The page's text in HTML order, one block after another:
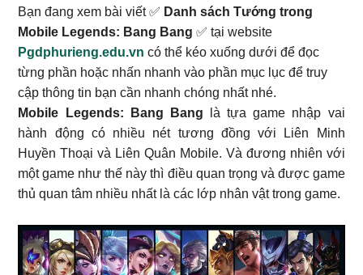
Bạn đang xem bài viết ✅ Danh sách Tướng trong
Mobile Legends: Bang Bang ✅ tại website
Pgdphurieng.edu.vn có thể kéo xuống dưới để đọc
từng phần hoặc nhấn nhanh vào phần mục lục để truy
cập thông tin bạn cần nhanh chóng nhất nhé.
Mobile Legends: Bang Bang là tựa game nhập vai
hành động có nhiều nét tương đồng với Liên Minh
Huyền Thoại và Liên Quân Mobile. Và đương nhiên với
một game như thế này thì điều quan trọng và được game
thủ quan tâm nhiều nhất là các lớp nhân vật trong game.